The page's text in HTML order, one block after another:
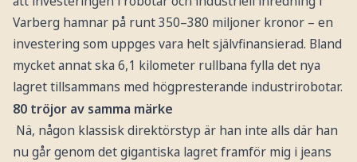
Varberg hamnar på runt 350–380 miljoner kronor – en
investering som uppges vara helt självfinansierad. Bland
mycket annat ska 6,1 kilometer rullbana fylla det nya
lagret tillsammans med högpresterande industrirobotar.
80 tröjor av samma märke
Nä, någon klassisk direktörstyp är han inte alls där han
nu går genom det gigantiska lagret framför mig i jeans